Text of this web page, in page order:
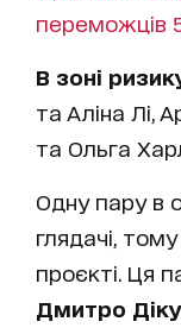
переможців
В зоні
та Аліна Лі,
та Ольга
Одну пару в
глядачі,
проєкті. Ця
Дмитро